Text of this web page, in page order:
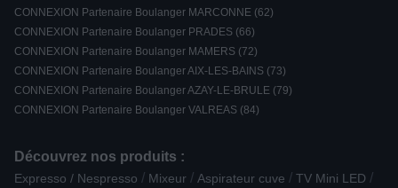
CONNEXION Partenaire Boulanger MARCONNE (62)
CONNEXION Partenaire Boulanger PRADES (66)
CONNEXION Partenaire Boulanger MAMERS (72)
CONNEXION Partenaire Boulanger AIX-LES-BAINS (73)
CONNEXION Partenaire Boulanger AZAY-LE-BRULE (79)
CONNEXION Partenaire Boulanger VALREAS (84)
Découvrez nos produits :
Expresso / Nespresso / Mixeur / Aspirateur cuve / TV Mini LED /